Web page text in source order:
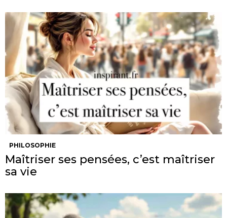
PHILOSOPHIE
Maîtriser ses pensées, c’est maîtriser
sa vie